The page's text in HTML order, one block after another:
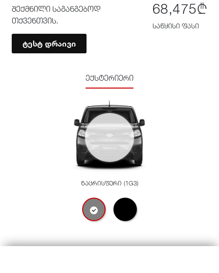
შექმნილი საგანგებოდ
თქვენთვის.
ტესტ დრაივი
68,475₾
საწყისი ფასი
ექსტერიერი
ნაცრისფერი (1G3)